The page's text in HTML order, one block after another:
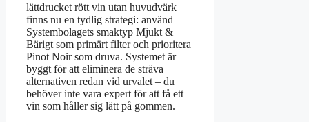
lättdrucket rött vin utan huvudvärk
finns nu en tydlig strategi: använd
Systembolagets smaktyp Mjukt &
Bärigt som primärt filter och prioritera
Pinot Noir som druva. Systemet är
byggt för att eliminera de sträva
alternativen redan vid urvalet – du
behöver inte vara expert för att få ett
vin som håller sig lätt på gommen.